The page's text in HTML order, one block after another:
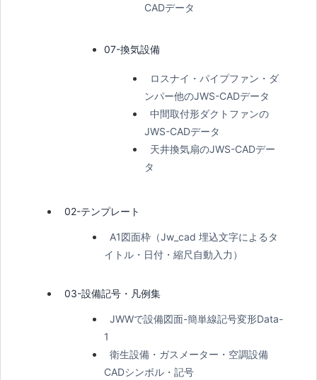
CADデータ
07-換気設備
ロスナイ・パイプファン・ダ
ンパー他のJWS-CADデータ
中間取付形ダクトファンの
JWS-CADデータ
天井換気扇のJWS-CADデー
タ
02-テンプレート
A1図面枠（Jw_cad 埋込文字によるタ
イトル・日付・縮尺自動入力）
03-設備記号・凡例集
JWWで設備図面-簡単線記号変形Data-
1
衛生設備・ガスメーター・空調設備
CADシンボル・記号